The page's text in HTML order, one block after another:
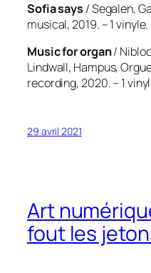
Sofia says / Segalen,
musical, 2019. – 1 vinyle.
Music for organ/
Lindwall, Hampus,
recording, 2020. – 1
29 avril 2021
Art
fout les